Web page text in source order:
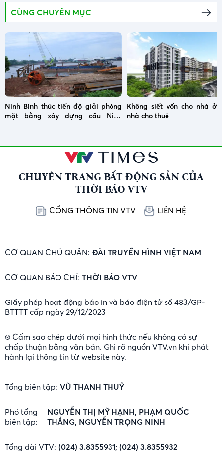
CÙNG CHUYÊN MỤC
Ninh Bình thúc tiến độ giải phóng
mặt bằng xây dựng cầu Ninh
Không siết vốn cho nhà ở
nhà cho thuê
CHUYÊN TRANG BẤT ĐỘNG SẢN CỦA
THỜI BÁO VTV
CỔNG THÔNG TIN VTV LIÊN HỆ
CƠ QUAN CHỦ QUẢN: ĐÀI TRUYỀN HÌNH VIỆT NAM
CƠ QUAN BÁO CHÍ: THỜI BÁO VTV
Giấy phép hoạt động báo in và báo điện tử số 483/GP-
BTTTT cấp ngày 29/12/2023
® Cấm sao chép dưới mọi hình thức nếu không có sự
chấp thuận bằng văn bản. Ghi rõ nguồn VTV.vn khi phát
hành lại thông tin từ website này.
Tổng biên tập: VŨ THANH THUỶ
Phó tổng
biên tập:
NGUYỄN THỊ MỸ HẠNH, PHẠM QUỐC
THẮNG, NGUYỄN TRỌNG NINH
Tổng đài VTV: (024) 3.8355931; (024) 3.8355932